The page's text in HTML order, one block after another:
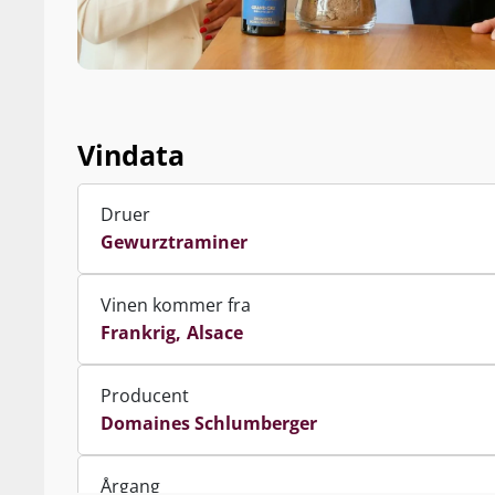
Vindata
Druer
Gewurztraminer
Vinen kommer fra
Frankrig Alsace
Producent
Domaines Schlumberger
Årgang